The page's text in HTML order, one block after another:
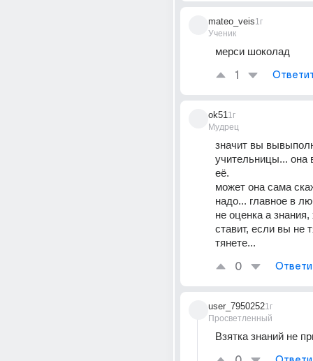
mateo_veis
Ученик
1г
мерси шоколад
1
ok51
Мудрец
1г
значит вы
учительницы... она
её.
может она сама
надо... главное в
не оценка а знания,
ставит, если вы не
тянете...
0
user_7950252
Просветленный
1г
Взятка знаний не